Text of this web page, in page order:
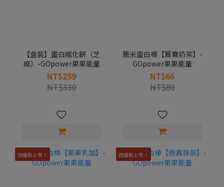
【盒裝】蛋白威化餅（芝
麻）-GOpower果果能量
NT$259
NT$330
脆米蛋白棒【鴛鴦奶茶】-
GOpower果果能量
NT$66
NT$80
改版新上市！ 改版新上市！